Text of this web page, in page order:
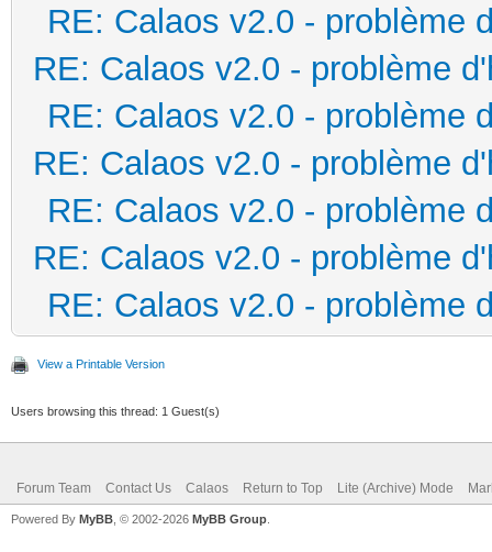
RE: Calaos v2.0 - problème
RE: Calaos v2.0 - problème
RE: Calaos v2.0 - problème
RE: Calaos v2.0 - problème
RE: Calaos v2.0 - problème
RE: Calaos v2.0 - problème
RE: Calaos v2.0 - problème
View a Printable Version
Users browsing this thread: 1 Guest(s)
Forum Team Contact Us Calaos Return to Top Lite (Archive) Mode
Powered By MyBB , © 2002-2026 MyBB Group